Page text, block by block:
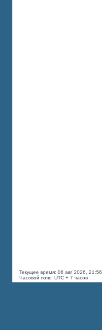
Текущее время: 06 авг 2026, 21:56
Часовой пояс: UTC + 7 часов